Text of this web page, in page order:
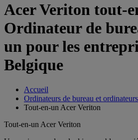
Acer Veriton tout-
Ordinateur de
un pour les
Belgique
Accueil
Ordinateurs de bureau et
Tout-en-un Acer Veriton
Tout-en-un Acer Veriton